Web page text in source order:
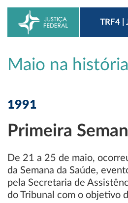
TRF4 |
Maio na
1991
Primeira
De 21 a 25 de maio,
da Semana da Saúde,
pela Secretaria de
do Tribunal com o objetivo